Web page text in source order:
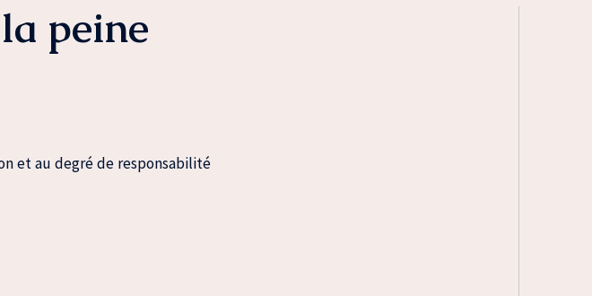
peine
et au degré de responsabilité